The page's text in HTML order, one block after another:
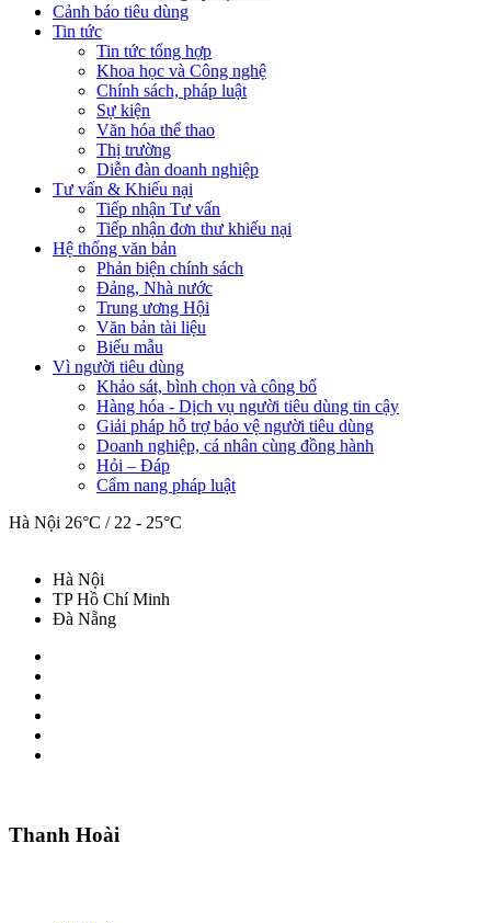
Cảnh báo tiêu dùng
Tin tức
Tin tức tổng hợp
Khoa học và Công nghệ
Chính sách, pháp luật
Sự kiện
Văn hóa thể thao
Thị trường
Diễn đàn doanh nghiệp
Tư vấn & Khiếu nại
Tiếp nhận Tư vấn
Tiếp nhận đơn thư khiếu nại
Hệ thống văn bản
Phản biện chính sách
Đảng, Nhà nước
Trung ương Hội
Văn bản tài liệu
Biểu mẫu
Vì người tiêu dùng
Khảo sát, bình chọn và công bố
Hàng hóa - Dịch vụ người tiêu dùng tin cậy
Giải pháp hỗ trợ bảo vệ người tiêu dùng
Doanh nghiệp, cá nhân cùng đồng hành
Hỏi – Đáp
Cẩm nang pháp luật
Hà Nội 26°C / 22 - 25°C
Hà Nội
TP Hồ Chí Minh
Đà Nẵng
Thanh Hoài